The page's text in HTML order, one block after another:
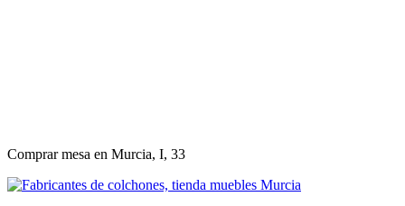
Comprar mesa en Murcia, I, 33